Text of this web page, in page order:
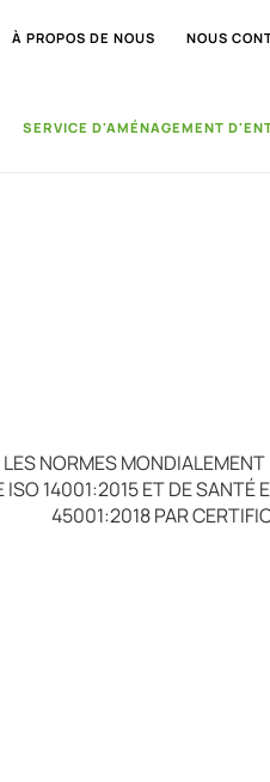
À PROPOS DE NOUS NOUS
SERVICE D'AMÉNAGEMENT
NORMES
14001:2015 ET DE SANTÉ
45001:2018 PAR